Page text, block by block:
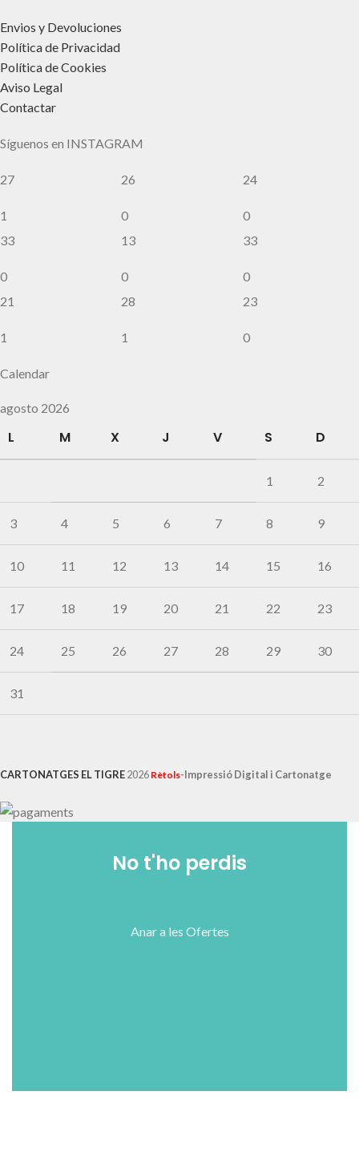
Envios y Devoluciones
Política de Privacidad
Política de Cookies
Aviso Legal
Contactar
Síguenos en INSTAGRAM
27
1
26
0
24
0
33
0
13
0
33
0
21
1
28
1
23
0
Calendar
agosto 2026
L M X J V S D
1 2
3 4 5 6 7 8 9
10 11 12 13 14 15 16
17 18 19 20 21 22 23
24 25 26 27 28 29 30
31
CARTONATGES EL TIGRE2026 Rètols-Impressió Digital i Cartonatge
No t'ho perdis
Anar a les Ofertes